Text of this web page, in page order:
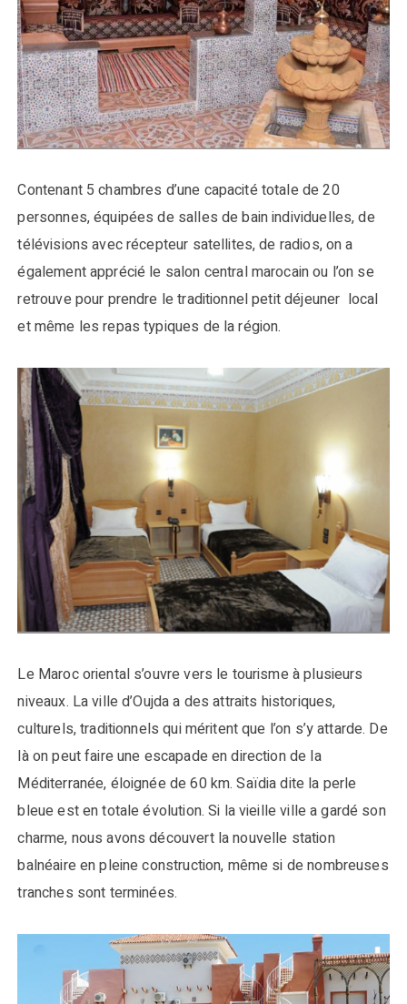
Contenant 5 chambres d’une capacité totale de 20
personnes, équipées de salles de bain individuelles, de
télévisions avec récepteur satellites, de radios, on a
également apprécié le salon central marocain ou l’on se
retrouve pour prendre le traditionnel petit déjeuner local
et même les repas typiques de la région.
Le Maroc oriental s’ouvre vers le tourisme à plusieurs
niveaux. La ville d’Oujda a des attraits historiques,
culturels, traditionnels qui méritent que l’on s’y attarde. De
là on peut faire une escapade en direction de la
Méditerranée, éloignée de 60 km. Saïdia dite la perle
bleue est en totale évolution. Si la vieille ville a gardé son
charme, nous avons découvert la nouvelle station
balnéaire en pleine construction, même si de nombreuses
tranches sont terminées.